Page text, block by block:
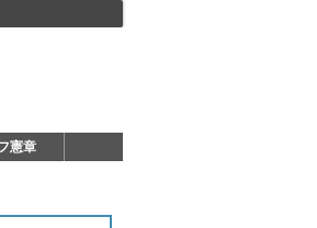
憲章